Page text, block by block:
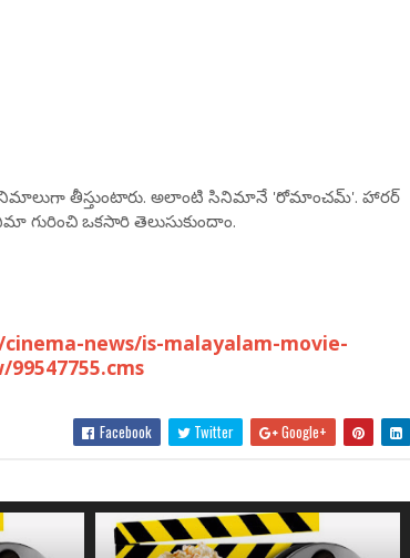
తీస్తుంటారు. అలాంటి సినిమానే 'రోమాంచమ్'. హారర్
ఒకసారి తెలుసుకుందాం.
news/is-malayalam-movie-
Facebook Twitter Google+